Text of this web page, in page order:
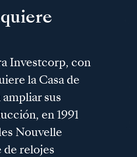
Investcorp, con
la Casa de
sus
en 1991
Nouvelle
relojes